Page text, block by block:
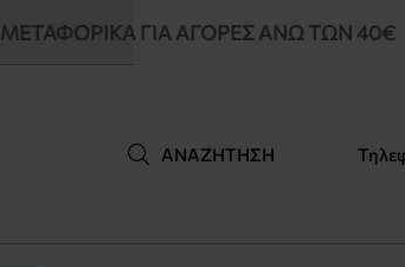
ΓΙΑ ΑΓΟΡΈΣ ΆΝΩ ΤΩΝ 40€
ΑΝΑΖΉΤΗΣΗ